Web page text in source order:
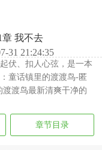
章 我不去
31 21:24:35
伏、扣人心弦，是一本
童话镇里的渡渡鸟-匿
渡鸟最新清爽干净的
章节目录